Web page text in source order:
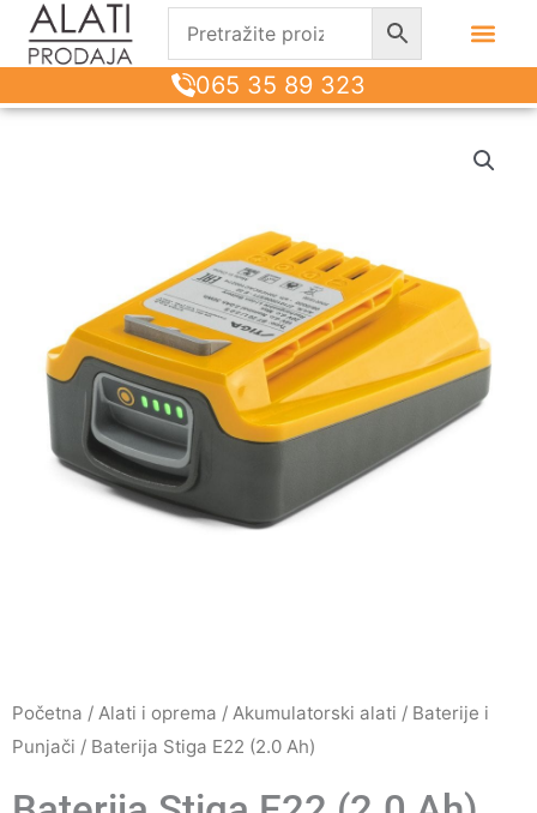
065 35 89 323
Početna / Alati i oprema / Akumulatorski alati / Baterije i
Punjači / Baterija Stiga E22 (2.0 Ah)